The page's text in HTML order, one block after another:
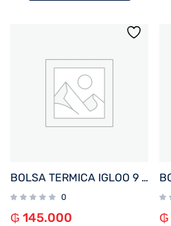
BOLSA TERMICA IGLOO 9 LATAS KIDS SQUARE LUNCH AZUL 64302
0
₲ 145.000 ₲